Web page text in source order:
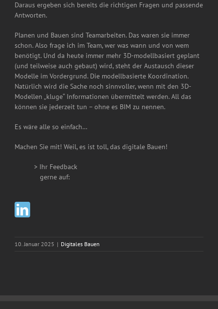
Daraus ergeben sich bereits die richtigen Fragen und passende
Antworten.
Planen und Bauen sind Teamarbeiten. Das waren sie immer
schon. Also frage ich im Team, wer was wann und von wem
benötigt. Und da heute immer mehr 3D-modellbasiert geplant
(und teilweise auch gebaut) wird, steht der Austausch dieser
Modelle im Vordergrund. Die modellbasierte Koordination.
Natürlich wird die Sache noch sinnvoller, wenn mit den 3D-
Modellen „kluge“ Informationen übermittelt werden. All das
können sie jederzeit tun – ohne es BIM zu nennen.
Es wäre alle so einfach…
Machen Sie mit! Weil, es ist toll, das digitale Bauen!
> Ihr Feedback
gerne auf:
10. Januar 2025 | Digitales Bauen